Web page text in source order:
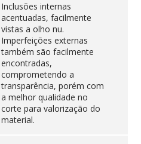
Inclusões internas
acentuadas, facilmente
vistas a olho nu.
Imperfeições externas
também são facilmente
encontradas,
comprometendo a
transparência, porém com
a melhor qualidade no
corte para valorização do
material.